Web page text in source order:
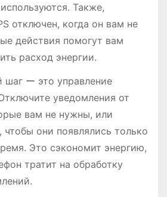
Также,
отключен, когда он вам не
действия помогут вам
расход энергии.
ー это управление
уведомления от
вам не нужны, или
чтобы они появлялись только
Это сэкономит энергию,
тратит на обработку